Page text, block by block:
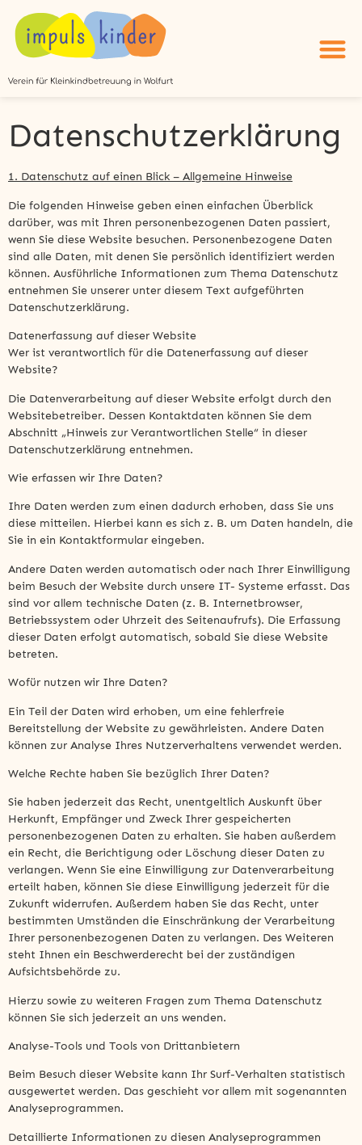
Datenschutzerklärung
1. Datenschutz auf einen Blick – Allgemeine Hinweise
Die folgenden Hinweise geben einen einfachen Überblick
darüber, was mit Ihren personenbezogenen Daten passiert,
wenn Sie diese Website besuchen. Personenbezogene Daten
sind alle Daten, mit denen Sie persönlich identifiziert werden
können. Ausführliche Informationen zum Thema Datenschutz
entnehmen Sie unserer unter diesem Text aufgeführten
Datenschutzerklärung.
Datenerfassung auf dieser Website
Wer ist verantwortlich für die Datenerfassung auf dieser
Website?
Die Datenverarbeitung auf dieser Website erfolgt durch den
Websitebetreiber. Dessen Kontaktdaten können Sie dem
Abschnitt „Hinweis zur Verantwortlichen Stelle“ in dieser
Datenschutzerklärung entnehmen.
Wie erfassen wir Ihre Daten?
Ihre Daten werden zum einen dadurch erhoben, dass Sie uns
diese mitteilen. Hierbei kann es sich z. B. um Daten handeln, die
Sie in ein Kontaktformular eingeben.
Andere Daten werden automatisch oder nach Ihrer Einwilligung
beim Besuch der Website durch unsere IT- Systeme erfasst. Das
sind vor allem technische Daten (z. B. Internetbrowser,
Betriebssystem oder Uhrzeit des Seitenaufrufs). Die Erfassung
dieser Daten erfolgt automatisch, sobald Sie diese Website
betreten.
Wofür nutzen wir Ihre Daten?
Ein Teil der Daten wird erhoben, um eine fehlerfreie
Bereitstellung der Website zu gewährleisten. Andere Daten
können zur Analyse Ihres Nutzerverhaltens verwendet werden.
Welche Rechte haben Sie bezüglich Ihrer Daten?
Sie haben jederzeit das Recht, unentgeltlich Auskunft über
Herkunft, Empfänger und Zweck Ihrer gespeicherten
personenbezogenen Daten zu erhalten. Sie haben außerdem
ein Recht, die Berichtigung oder Löschung dieser Daten zu
verlangen. Wenn Sie eine Einwilligung zur Datenverarbeitung
erteilt haben, können Sie diese Einwilligung jederzeit für die
Zukunft widerrufen. Außerdem haben Sie das Recht, unter
bestimmten Umständen die Einschränkung der Verarbeitung
Ihrer personenbezogenen Daten zu verlangen. Des Weiteren
steht Ihnen ein Beschwerderecht bei der zuständigen
Aufsichtsbehörde zu.
Hierzu sowie zu weiteren Fragen zum Thema Datenschutz
können Sie sich jederzeit an uns wenden.
Analyse-Tools und Tools von Drittanbietern
Beim Besuch dieser Website kann Ihr Surf-Verhalten statistisch
ausgewertet werden. Das geschieht vor allem mit sogenannten
Analyseprogrammen.
Detaillierte Informationen zu diesen Analyseprogrammen